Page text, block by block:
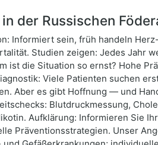
der Russischen
Informiert sein, früh handeln
Studien zeigen: Jedes Jahr
ist die Situation so ernst? Hohe
Viele Patienten suchen
Aber es gibt Hoffnung — und
Blutdruckmessung,
Aufklärung: Informieren Sie
Präventionsstrategien. Unser